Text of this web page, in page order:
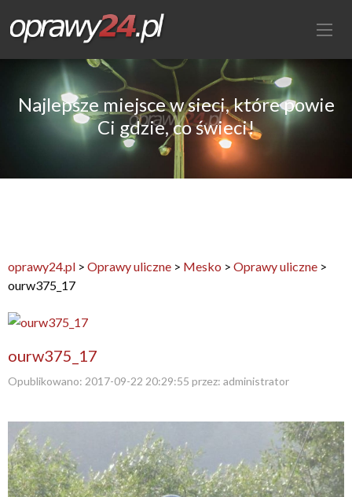
Najlepsze miejsce w sieci, które powie
Ci gdzie, co świeci!
oprawy24.pl > Oprawy uliczne > Mesko > Oprawy uliczne >
ourw375_17
ourw375_17
Opublikowano: 2017-09-22 20:29:55 przez: administrator